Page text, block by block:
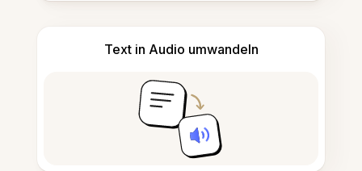
Text in Audio umwandeln